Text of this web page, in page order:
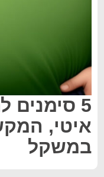
5 סימנים
איטי,
במשקל